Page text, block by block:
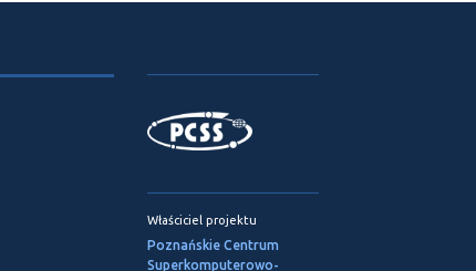
Właściciel projektu
Poznańskie Centrum
Superkomputerowo-